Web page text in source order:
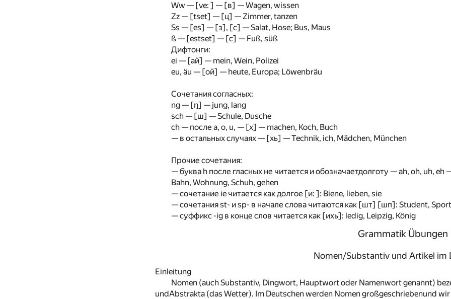
Ww — [ve: ] — [в] — Wagen, wissen
Zz — [tset] — [ц] — Zimmer, tanzen
Ss — [es] — [з], [с] — Salat, Hose; Bus, Maus
ß — [estset] — [с] — Fuß, süß
Дифтонги:
ei — [ай] — mein, Wein, Polizei
eu, äu — [ой] — heute, Europa; Löwenbräu
Сочетания согласных:
ng — [ŋ] — jung, lang
sch — [ш] — Schule, Dusche
ch — после a, o, u, — [x] — machen, Koch, Buch
— в остальных случаях — [хь] — Technik, ich, Mädchen, München
Прочие сочетания:
— буква h после гласных не читается и обозначаетдолготу — ah, oh, uh, eh
Bahn, Wohnung, Schuh, gehen
— сочетание ie читается как долгое [и: ]: Biene, lieben, sie
— сочетания st- и sp- в начале слова читаются как [шт] [шп]: Student, Sport
— суффикс -ig в конце слов читается как [ихь]: ledig, Leipzig, König
Grammatik Übungen
Nomen/Substantiv und Artikel im
Einleitung
Nomen (auch Substantiv, Dingwort, Hauptwort oder Namenwort genannt)
undAbstrakta (das Wetter). Im Deutschen werden Nomen großgeschriebenund